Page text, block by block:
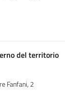
del territorio
Fanfani, 2